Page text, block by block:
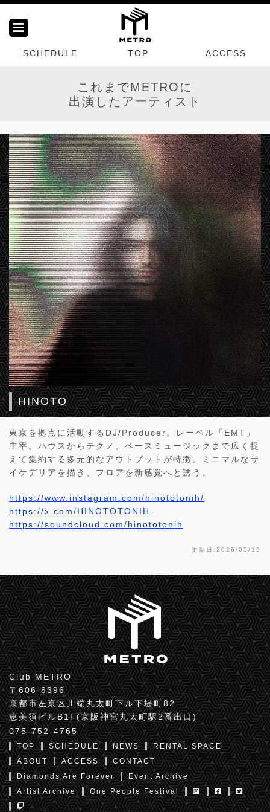
SCHEDULE TOP ACCESS
これまでMETROに
出演したアーティスト
HINOTO
東京を拠点に活動するDJ/Producer。レーベル「EMT」
主宰。ハウスからテクノ、ベースミュージックまで広く捉
えて集約する多元的なアウトプットが特徴。ミニマルなサ
イケデリアを描き、フロアを新感覚へと誘う。
https://www.instagram.com/hinototonih/
https://x.com/HINOTOTONIH
https://soundcloud.com/hinototonih
更新日:2026/05/19
Club METRO
〒606-8396
京都市左京区川端丸太町下ル下堤町82
恵美須ビルB1F(京阪神宮丸太町駅2番出口)
075-752-4765
TOP SCHEDULE NEWS
RENTAL SPACE
ABOUT
ACCESS
CONTACT
Diamonds Are Forever
Event Archive
Artist Archive
One People Festival